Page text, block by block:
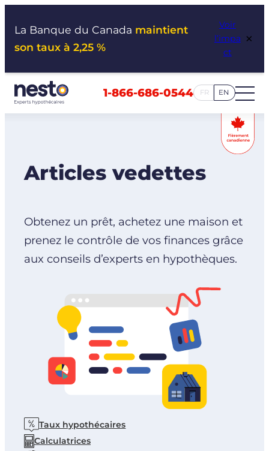
La Banque du Canada maintient
son taux à 2,25 %
Voir
l’impa
ct
×
1-866-686-0544 FR EN
Articles vedettes
Obtenez un prêt, achetez une maison et
prenez le contrôle de vos finances grâce
aux conseils d’experts en hypothèques.
Taux hypothécaires
Calculatrices